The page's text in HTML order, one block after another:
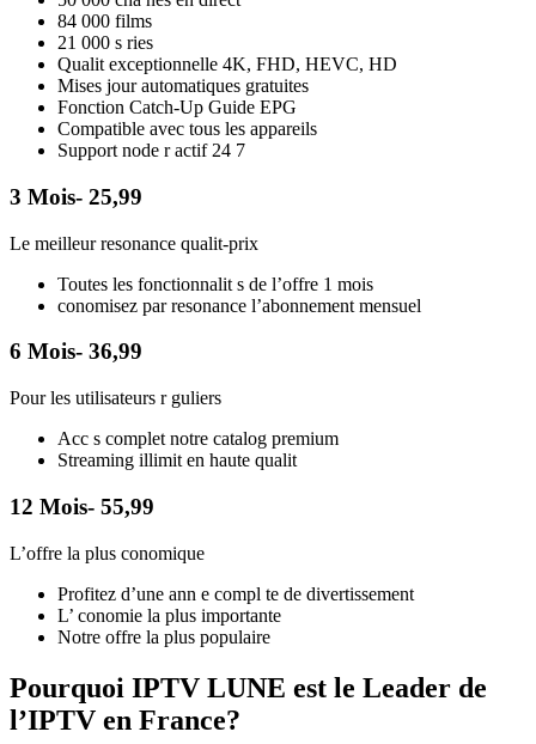
84 000 films
21 000 s ries
Qualit exceptionnelle 4K, FHD, HEVC, HD
Mises jour automatiques gratuites
Fonction Catch-Up Guide EPG
Compatible avec tous les appareils
Support node r actif 24 7
3 Mois- 25,99
Le meilleur resonance qualit-prix
Toutes les fonctionnalit s de l’offre 1 mois
conomisez par resonance l’abonnement mensuel
6 Mois- 36,99
Pour les utilisateurs r guliers
Acc s complet notre catalog premium
Streaming illimit en haute qualit
12 Mois- 55,99
L’offre la plus conomique
Profitez d’une ann e compl te de divertissement
L’ conomie la plus importante
Notre offre la plus populaire
Pourquoi IPTV LUNE est le Leader de
l’IPTV en France?